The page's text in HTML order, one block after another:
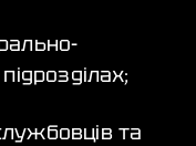
та